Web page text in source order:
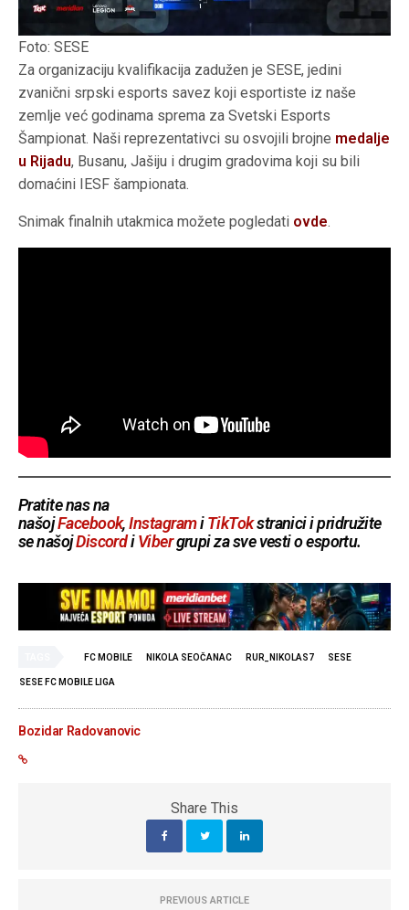
Foto: SESE
Za organizaciju kvalifikacija zadužen je SESE, jedini
zvanični srpski esports savez koji esportiste iz naše
zemlje već godinama sprema za Svetski Esports
Šampionat. Naši reprezentativci su osvojili brojne medalje
u Rijadu, Busanu, Jašiju i drugim gradovima koji su bili
domaćini IESF šampionata.
Snimak finalnih utakmica možete pogledati ovde.
Pratite nas na
našojFacebook,InstagramiTikTokstranici i pridružite
se našojDiscordiVibergrupi za sve vesti o esportu.
FC MOBILE NIKOLA SEOČANAC RUR_NIKOLAS7 SESE
SESE FC MOBILE LIGA
Bozidar Radovanovic
Share This
PREVIOUS ARTICLE